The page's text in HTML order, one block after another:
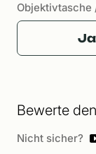
Objektivtasche
Ja
Bewerte
Nicht sicher?